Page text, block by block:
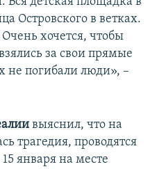
Островского в ветках.
хочется, чтобы
за свои прямые
не погибали люди», –
выяснил, что на
трагедия, проводятся
января на месте